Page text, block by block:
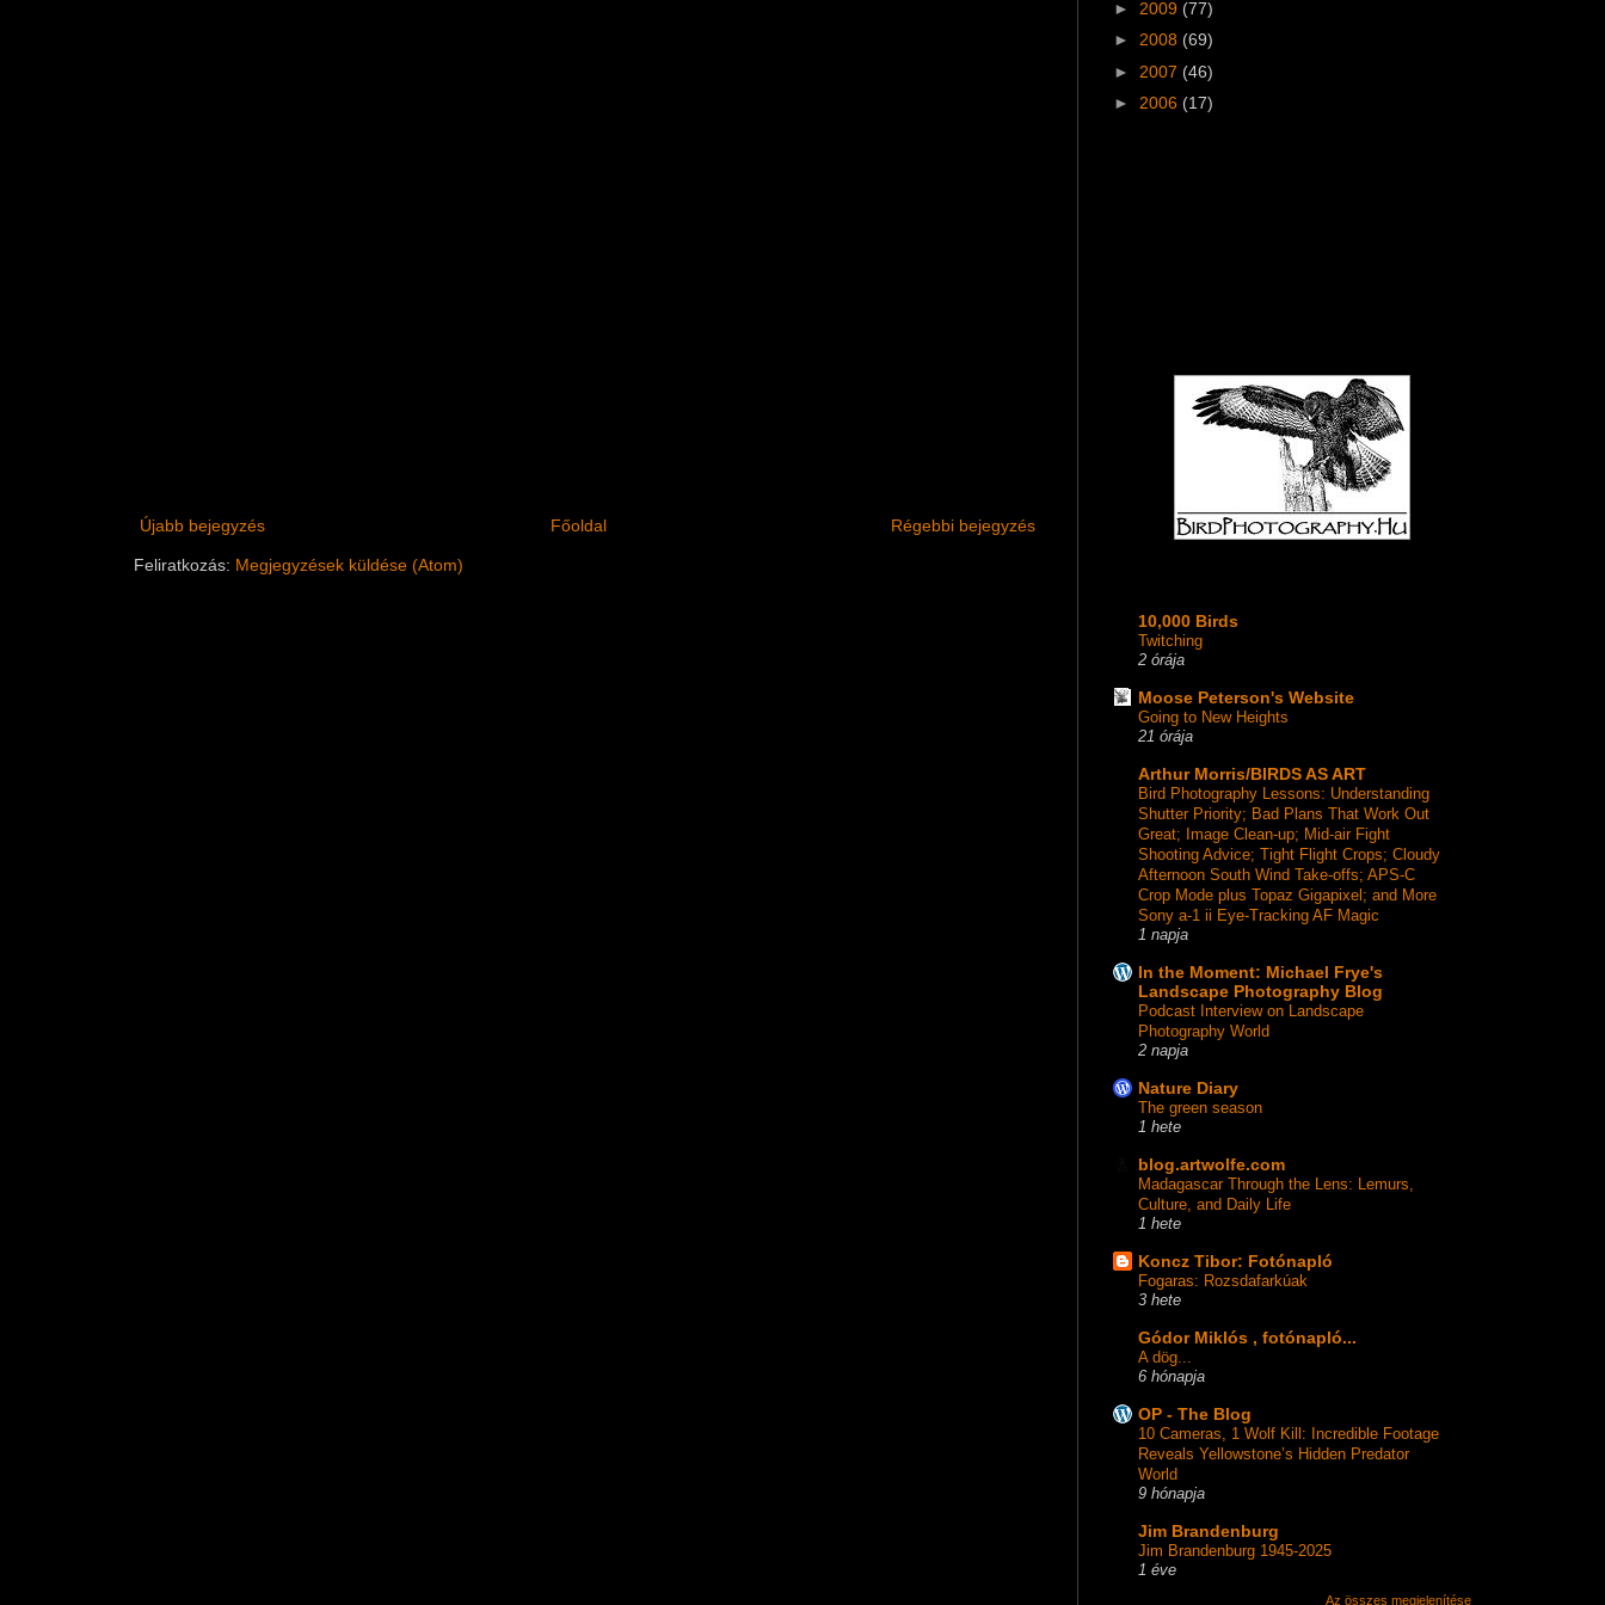
Újabb bejegyzés Régebbi bejegyzés
Főoldal
Feliratkozás: Megjegyzések küldése (Atom)
► 2009 (77)
► 2008 (69)
► 2007 (46)
► 2006 (17)
10,000 Birds
Twitching
2 órája
Moose Peterson's Website
Going to New Heights
21 órája
Arthur Morris/BIRDS AS ART
Bird Photography Lessons: Understanding
Shutter Priority; Bad Plans That Work Out
Great; Image Clean-up; Mid-air Fight
Shooting Advice; Tight Flight Crops; Cloudy
Afternoon South Wind Take-offs; APS-C
Crop Mode plus Topaz Gigapixel; and More
Sony a-1 ii Eye-Tracking AF Magic
1 napja
In the Moment: Michael Frye's
Landscape Photography Blog
Podcast Interview on Landscape
Photography World
2 napja
Nature Diary
The green season
1 hete
blog.artwolfe.com
Madagascar Through the Lens: Lemurs,
Culture, and Daily Life
1 hete
Koncz Tibor: Fotónapló
Fogaras: Rozsdafarkúak
3 hete
Gódor Miklós , fotónapló...
A dög...
6 hónapja
OP - The Blog
10 Cameras, 1 Wolf Kill: Incredible Footage
Reveals Yellowstone’s Hidden Predator
World
9 hónapja
Jim Brandenburg
Jim Brandenburg 1945-2025
1 éve
Az összes megjelenítése